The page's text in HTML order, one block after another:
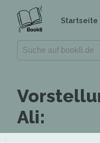
Startseite
Ali: